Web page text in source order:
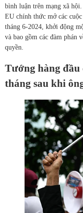
bình luận trên mạng xã hội.
EU chính thức mở các
tháng 6-2024, khởi động
và bao gồm các đàm phán
quyền.
Tướng hàng đầu
tháng sau khi